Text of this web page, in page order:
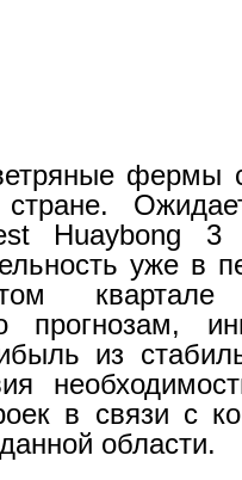
фермы
Huaybong 3
уже в
прогнозам,
из
в связи с
области.